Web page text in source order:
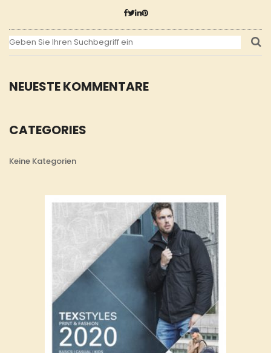
NEUESTE KOMMENTARE
CATEGORIES
Keine Kategorien